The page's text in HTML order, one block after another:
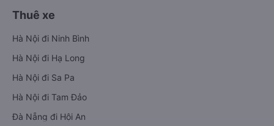
Thuê xe
Hà Nội đi Ninh Bình
Hà Nội đi Hạ Long
Hà Nội đi Sa Pa
Hà Nội đi Tam Đảo
Đà Nẵng đi Hội An